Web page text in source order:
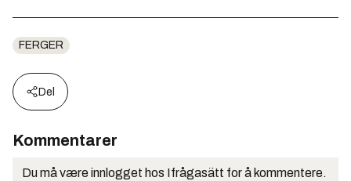
FERGER
Del
Kommentarer
Du må være innlogget hos Ifrågasätt for å kommentere.